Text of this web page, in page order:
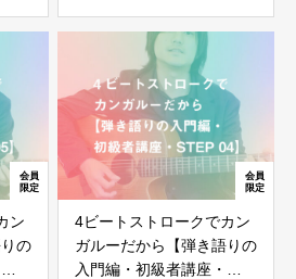
ン
の
4ビートストロークでカン
ガルーだから【弾き語りの
入門編・初級者講座・
ログイン